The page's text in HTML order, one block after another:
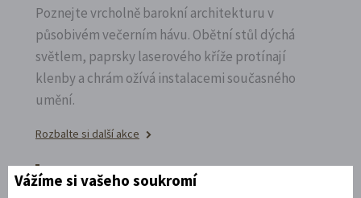
Poznejte vrcholně barokní architekturu v
působivém večerním hávu. Obětní stůl dýchá
světlem, paprsky laserového kříže protínají
klenby a chrám ožívá instalacemi současného
umění.
Rozbalte si další akce
11. 8. 2026
Vážíme si vašeho soukromí